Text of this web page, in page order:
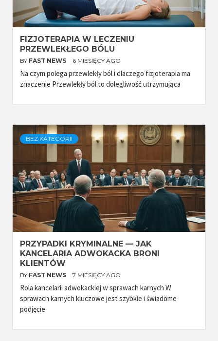
FIZJOTERAPIA W LECZENIU
PRZEWLEKŁEGO BÓLU
BY FAST NEWS 6 MIESIĘCY AGO
Na czym polega przewlekły ból i dlaczego fizjoterapia ma
znaczenie Przewlekły ból to dolegliwość utrzymująca
BEZ KATEGORII
PRZYPADKI KRYMINALNE — JAK
KANCELARIA ADWOKACKA BRONI
KLIENTÓW
BY FAST NEWS 7 MIESIĘCY AGO
Rola kancelarii adwokackiej w sprawach karnych W
sprawach karnych kluczowe jest szybkie i świadome
podjęcie